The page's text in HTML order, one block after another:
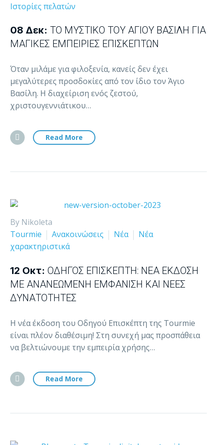
Ιστορίες πελατών
08 Δεκ: ΤΟ ΜΥΣΤΙΚΌ ΤΟΥ ΆΓΙΟΥ ΒΑΣΊΛΗ ΓΙΑ
ΜΑΓΙΚΈΣ ΕΜΠΕΙΡΊΕΣ ΕΠΙΣΚΕΠΤΏΝ
Όταν μιλάμε για φιλοξενία, κανείς δεν έχει
μεγαλύτερες προσδοκίες από τον ίδιο τον Άγιο
Βασίλη. Η διαχείριση ενός ζεστού,
χριστουγεννιάτικου…
Read More
By Nikoleta
Tourmie
Ανακοινώσεις Νέα
Νέα
χαρακτηριστικά
12 Οκτ: ΟΔΗΓΌΣ ΕΠΙΣΚΈΠΤΗ: ΝΈΑ ΈΚΔΟΣΗ
ΜΕ ΑΝΑΝΕΩΜΈΝΗ ΕΜΦΆΝΙΣΗ ΚΑΙ ΝΈΕΣ
ΔΥΝΑΤΌΤΗΤΕΣ
Η νέα έκδοση του Οδηγού Επισκέπτη της Tourmie
είναι πλέον διαθέσιμη! Στη συνεχή μας προσπάθεια
να βελτιώνουμε την εμπειρία χρήσης…
Read More